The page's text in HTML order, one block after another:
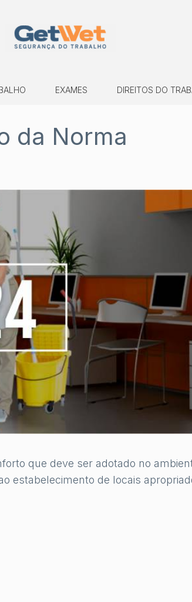
EXAMES DIREITOS DO
da Norma
que deve ser adotado no
estabelecimento de locais